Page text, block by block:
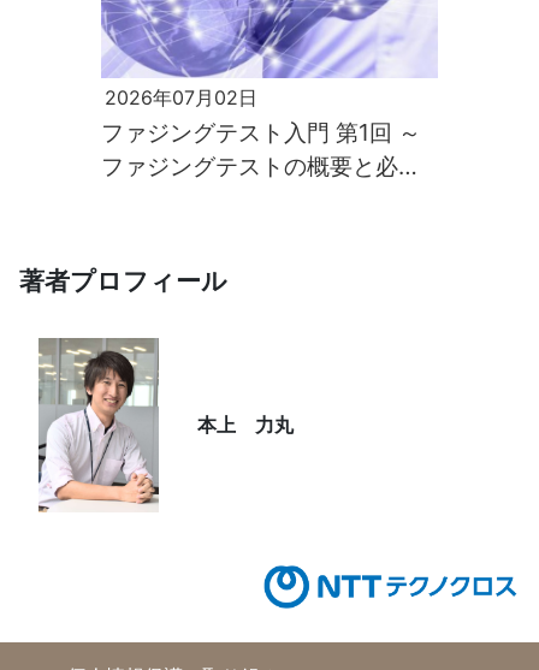
2026年07月02日
ファジングテスト入門 第1回 ～
ファジングテストの概要と必要
著者プロフィール
本上 力丸